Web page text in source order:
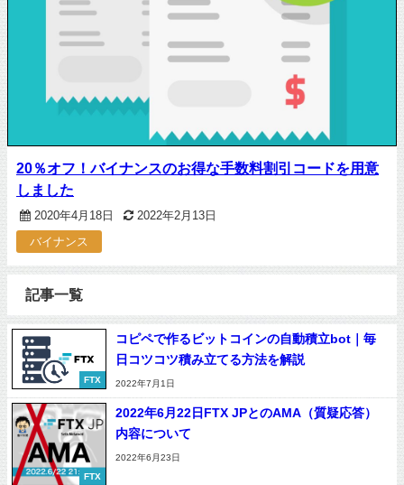
20％オフ！バイナンスのお得な手数料割引コードを用意
しました
2020年4月18日
2022年2月13日
バイナンス
記事一覧
FTX
コピペで作るビットコインの自動積立bot｜毎
日コツコツ積み立てる方法を解説
2022年7月1日
FTX
2022年6月22日FTX JPとのAMA（質疑応答）
内容について
2022年6月23日